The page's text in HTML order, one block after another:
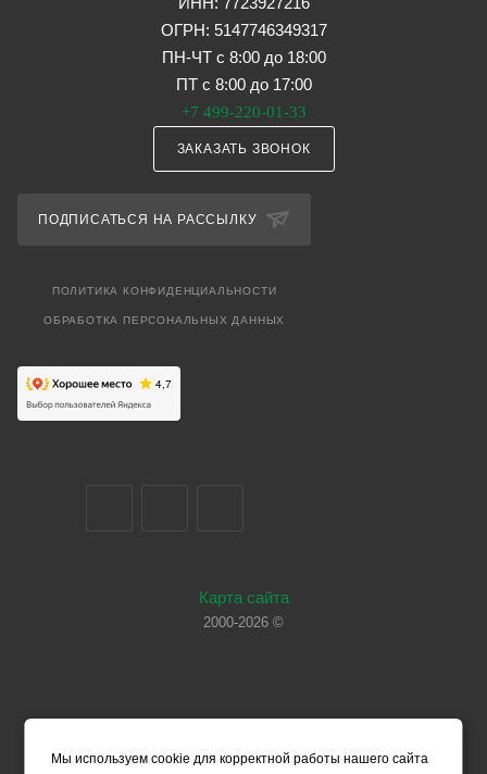
ОГРН: 5147746349317
ПН-ЧТ с 8:00 до 18:00
ПТ с 8:00 до 17:00
+7 499-220-01-33
ЗАКАЗАТЬ ЗВОНОК
ПОДПИСАТЬСЯ НА РАССЫЛКУ
ПОЛИТИКА КОНФИДЕНЦИАЛЬНОСТИ
ОБРАБОТКА ПЕРСОНАЛЬНЫХ ДАННЫХ
Карта сайта
2000-2026 ©
Мы используем cookie для корректной работы нашего сайта